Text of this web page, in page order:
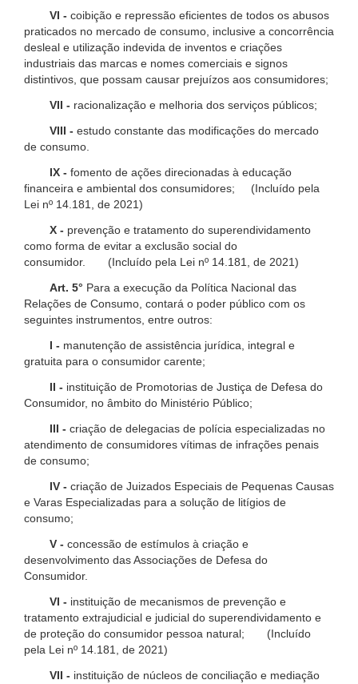
VI - coibição e repressão eficientes de todos os abusos
praticados no mercado de consumo, inclusive a concorrência
desleal e utilização indevida de inventos e criações
industriais das marcas e nomes comerciais e signos
distintivos, que possam causar prejuízos aos consumidores;
VII - racionalização e melhoria dos serviços públicos;
VIII - estudo constante das modificações do mercado
de consumo.
IX - fomento de ações direcionadas à educação
financeira e ambiental dos consumidores; (Incluído pela
Lei nº 14.181, de 2021)
X - prevenção e tratamento do superendividamento
como forma de evitar a exclusão social do
consumidor. (Incluído pela Lei nº 14.181, de 2021)
Art. 5° Para a execução da Política Nacional das
Relações de Consumo, contará o poder público com os
seguintes instrumentos, entre outros:
I - manutenção de assistência jurídica, integral e
gratuita para o consumidor carente;
II - instituição de Promotorias de Justiça de Defesa do
Consumidor, no âmbito do Ministério Público;
III - criação de delegacias de polícia especializadas no
atendimento de consumidores vítimas de infrações penais
de consumo;
IV - criação de Juizados Especiais de Pequenas Causas
e Varas Especializadas para a solução de litígios de
consumo;
V - concessão de estímulos à criação e
desenvolvimento das Associações de Defesa do
Consumidor.
VI - instituição de mecanismos de prevenção e
tratamento extrajudicial e judicial do superendividamento e
de proteção do consumidor pessoa natural; (Incluído
pela Lei nº 14.181, de 2021)
VII - instituição de núcleos de conciliação e mediação